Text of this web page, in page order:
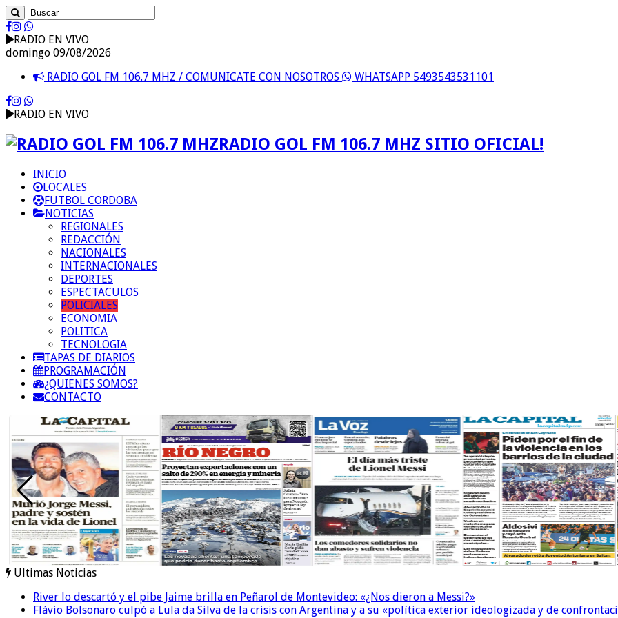
RADIO EN VIVO
domingo 09/08/2026
RADIO GOL FM 106.7 MHZ / COMUNICATE CON NOSOTROS
WHATSAPP 5493543531101
RADIO EN VIVO
RADIO GOL FM 106.7 MHZ SITIO OFICIAL!
INICIO
LOCALES
FUTBOL CORDOBA
NOTICIAS
REGIONALES
REDACCIÓN
NACIONALES
INTERNACIONALES
DEPORTES
ESPECTACULOS
POLICIALES
ECONOMIA
POLITICA
TECNOLOGIA
TAPAS DE DIARIOS
PROGRAMACIÓN
¿QUIENES SOMOS?
CONTACTO
Ultimas Noticias
River lo descartó y el pibe Jaime brilla en Peñarol de Montevideo: «¿Nos dieron a Messi?»
Flávio Bolsonaro culpó a Lula da Silva de la crisis con Argentina y a su «política exterior ideologizada y de